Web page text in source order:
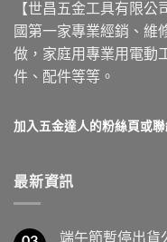
【世昌五金工具有限
國第一家專業經銷、維
做，家庭用專業用電動
件、配件等等。
加入五金達人的粉絲頁或聯
最新資訊
端午節暫停出貨